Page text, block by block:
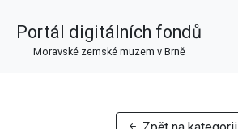
Portál digitálních fondů
Moravské zemské muzem v Brně